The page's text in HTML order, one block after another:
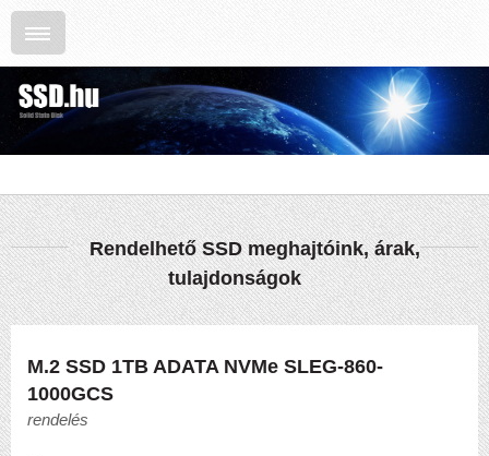
Rendelhető SSD meghajtóink, árak,
tulajdonságok
M.2 SSD 1TB ADATA NVMe SLEG-860-
1000GCS
rendelés